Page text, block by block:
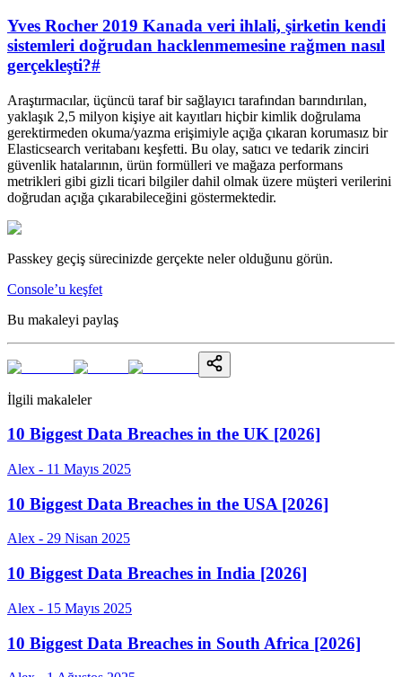
Yves Rocher 2019 Kanada veri ihlali, şirketin kendi
sistemleri doğrudan hacklenmemesine rağmen nasıl
gerçekleşti?#
Araştırmacılar, üçüncü taraf bir sağlayıcı tarafından barındırılan,
yaklaşık 2,5 milyon kişiye ait kayıtları hiçbir kimlik doğrulama
gerektirmeden okuma/yazma erişimiyle açığa çıkaran korumasız bir
Elasticsearch veritabanı keşfetti. Bu olay, satıcı ve tedarik zinciri
güvenlik hatalarının, ürün formülleri ve mağaza performans
metrikleri gibi gizli ticari bilgiler dahil olmak üzere müşteri verilerini
doğrudan açığa çıkarabileceğini göstermektedir.
Passkey geçiş sürecinizde gerçekte neler olduğunu görün.
Console’u keşfet
Bu makaleyi paylaş
İlgili makaleler
10 Biggest Data Breaches in the UK [2026]
Alex - 11 Mayıs 2025
10 Biggest Data Breaches in the USA [2026]
Alex - 29 Nisan 2025
10 Biggest Data Breaches in India [2026]
Alex - 15 Mayıs 2025
10 Biggest Data Breaches in South Africa [2026]